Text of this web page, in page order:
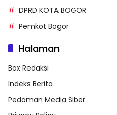
DPRD KOTA BOGOR
Pemkot Bogor
Halaman
Box Redaksi
Indeks Berita
Pedoman Media Siber